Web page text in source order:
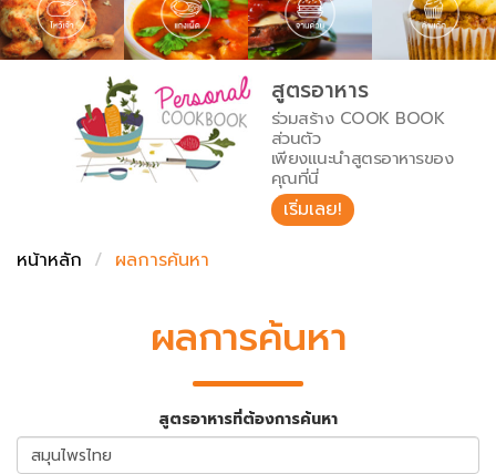
เคล็ดลับน่ารู้
เปรียบเทียบหน่วยการตวง
เปรียบเทียบอุณหภูมิ
เปรียบเทียบน้ำหนักวัตถุดิบ
FoodPedia
สร้าง Cookbook
สูตรอาหาร
ร่วมสร้าง COOK BOOK
ส่วนตัว
เพียงแนะนำสูตรอาหารของ
คุณที่นี่
เริ่มเลย!
หน้าหลัก
ผลการค้นหา
ผลการค้นหา
สูตรอาหารที่ต้องการค้นหา